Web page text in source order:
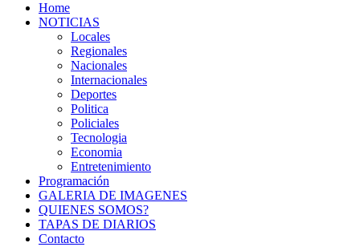
Home
NOTICIAS
Locales
Regionales
Nacionales
Internacionales
Deportes
Politica
Policiales
Tecnologia
Economia
Entretenimiento
Programación
GALERIA DE IMAGENES
QUIENES SOMOS?
TAPAS DE DIARIOS
Contacto